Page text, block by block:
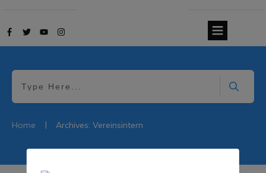
Home | Archives: Vereinsintern